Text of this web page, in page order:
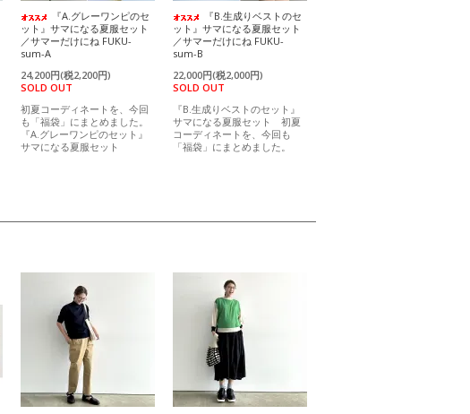
『A.グレーワンピのセ
ット』サマになる夏服セット
／サマーだけにね FUKU-
sum-A
24,200円(税2,200円)
SOLD OUT
初夏コーディネートを、今回
も「福袋」にまとめました。
『A.グレーワンピのセット』
サマになる夏服セット
『B.生成りベストのセ
ット』サマになる夏服セット
／サマーだけにね FUKU-
sum-B
22,000円(税2,000円)
SOLD OUT
『B.生成りベストのセット』
サマになる夏服セット 初夏
コーディネートを、今回も
「福袋」にまとめました。